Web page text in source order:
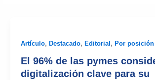
Artículo, Destacado, Editorial, Por posición
El 96% de las pymes
digitalización clave para su